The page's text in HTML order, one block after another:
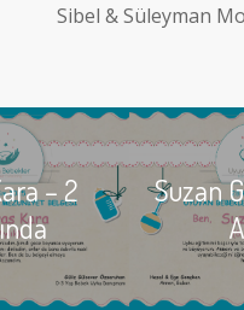
Sibel & Süleyman
– 2
Suzan